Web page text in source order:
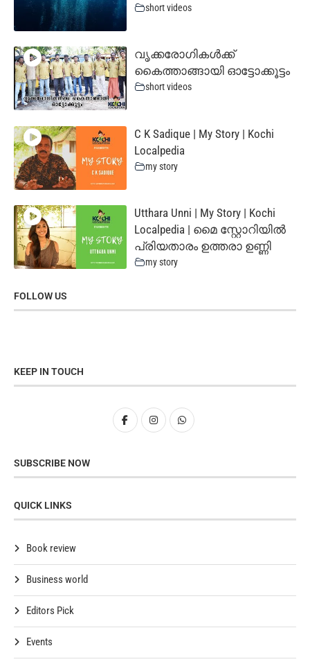
short videos
വൃക്കരോഗികൾക്ക്
കൈത്താങ്ങായി ഓട്ടോക്കൂട്ടം
short videos
C K Sadique | My Story | Kochi
Localpedia
my story
Utthara Unni | My Story | Kochi
Localpedia | മൈ സ്റ്റോറിയില്‍
പ്രിയതാരം ഉത്തരാ ഉണ്ണി
my story
FOLLOW US
KEEP IN TOUCH
SUBSCRIBE NOW
QUICK LINKS
Book review
Business world
Editors Pick
Events